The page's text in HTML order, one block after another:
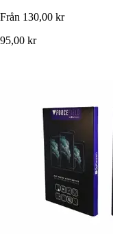
Från 130,00 kr
95,00 kr